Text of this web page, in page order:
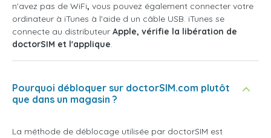
n'avez pas de WiFi, vous pouvez également connecter votre
ordinateur à iTunes à l'aide d un câble USB. iTunes se
connecte au distributeur Apple, vérifie la libération de
doctorSIM et l'applique.
Pourquoi débloquer sur doctorSIM.com plutôt
que dans un magasin ?
La méthode de déblocage utilisée par doctorSIM est